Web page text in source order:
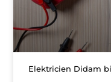
Elektricien Didam